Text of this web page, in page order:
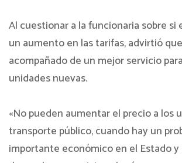
Al cuestionar a la funcionaria sobre
un aumento en las tarifas, advirtió
acompañado de un mejor servicio
unidades nuevas.
«No pueden aumentar el precio a los
transporte público, cuando hay un
importante económico en el Estado y